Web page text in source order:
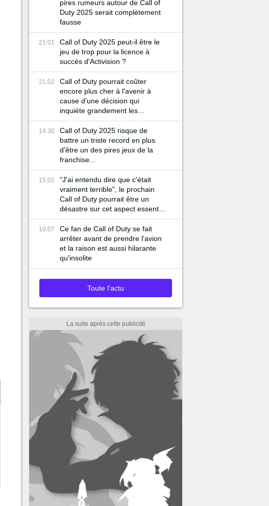
pires rumeurs autour de Call of
Duty 2025 serait complètement
fausse
21:01
Call of Duty 2025 peut-il être le
jeu de trop pour la licence à
succès d'Activision ?
21:02
Call of Duty pourrait coûter
encore plus cher à l'avenir à
cause d'une décision qui
inquiète grandement les
joueurs...
14:30
Call of Duty 2025 risque de
battre un triste record en plus
d'être un des pires jeux de la
franchise...
15:02
"J'ai entendu dire que c'était
vraiment terrible", le prochain
Call of Duty pourrait être un
désastre sur cet aspect essentiel
du jeu
10:07
Ce fan de Call of Duty se fait
arrêter avant de prendre l'avion
et la raison est aussi hilarante
qu'insolite
Toute l'actu